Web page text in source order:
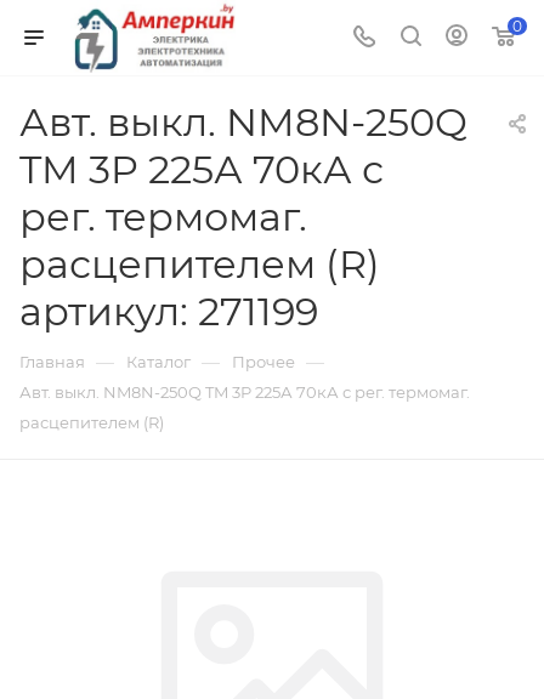
0
Авт. выкл. NM8N-250Q
TM 3P 225А 70кА с
рег. термомаг.
расцепителем (R)
артикул: 271199
Главная — Каталог — Прочее —
Авт. выкл. NM8N-250Q TM 3P 225А 70кА с рег. термомаг.
расцепителем (R)